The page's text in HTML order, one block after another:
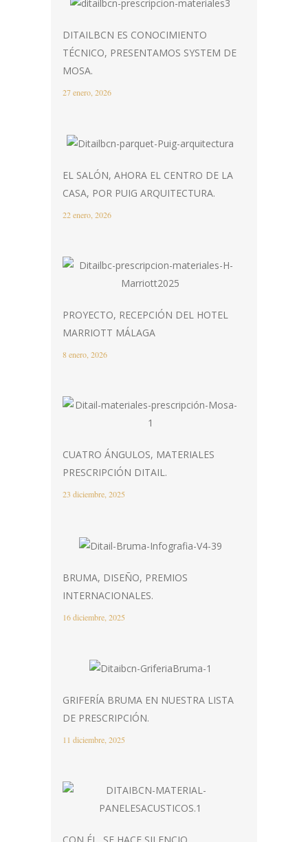
DITAILBCN ES CONOCIMIENTO
TÉCNICO, PRESENTAMOS SYSTEM DE
MOSA.
27 enero, 2026
EL SALÓN, AHORA EL CENTRO DE LA
CASA, POR PUIG ARQUITECTURA.
22 enero, 2026
PROYECTO, RECEPCIÓN DEL HOTEL
MARRIOTT MÁLAGA
8 enero, 2026
CUATRO ÁNGULOS, MATERIALES
PRESCRIPCIÓN DITAIL.
23 diciembre, 2025
BRUMA, DISEÑO, PREMIOS
INTERNACIONALES.
16 diciembre, 2025
GRIFERÍA BRUMA EN NUESTRA LISTA
DE PRESCRIPCIÓN.
11 diciembre, 2025